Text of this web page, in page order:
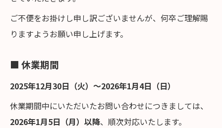
ご不便をお掛けし申し訳ございませんが、何卒ご理解賜
りますようお願い申し上げます。
■ 休業期間
2025年12月30日（火）～2026年1月4日（日）
休業期間中にいただいたお問い合わせにつきましては、
2026年1月5日（月）以降、順次対応いたします。